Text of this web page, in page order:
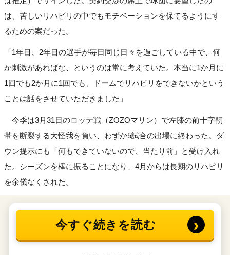
は、苦しいリハビリの中でもモチベーションを保てるようにす
るための案だった。
「1年目、2年目の選手が毎日同じ日々を過ごしている中で、何
か刺激があればな、というのは常に考えていた。本当に1か月に
1回でも2か月に1回でも、ドームでリハビリをできないかという
ことは話をさせていただきました」
今季は3月31日のロッテ戦（ZOZOマリン）で左膝の前十字靭
帯を断裂する大怪我を負い、わずか5試合の出場に終わった。ダ
ウン提示にも「何もできていないので、当たり前」と受け入れ
た。シーズンを棒に振ることになり、4月からは長期のリハビリ
を余儀なくされた。